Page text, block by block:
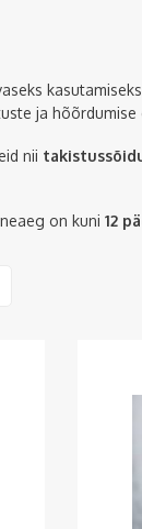
ja hõõrdumise
nii
on kuni 12